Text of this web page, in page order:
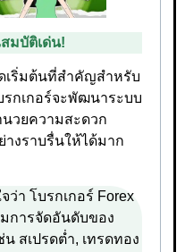
มบัติเด่น!
เริ่มต้นที่สำคัญสำหรับ
รกเกอร์จะพัฒนาระบบ
นวยความสะดวก
งราบรื่นให้ได้มาก
ว่า โบรกเกอร์ Forex
การจัดอันดับของ
สเปรดต่ำ, เทรดทอง